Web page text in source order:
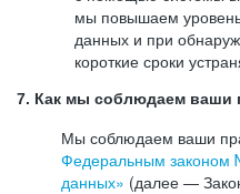
мы повышаем
данных и при
короткие сроки
7. Как мы соблюдаем ваши
Мы соблюдаем ваши
Федеральным законом
данных» (далее —